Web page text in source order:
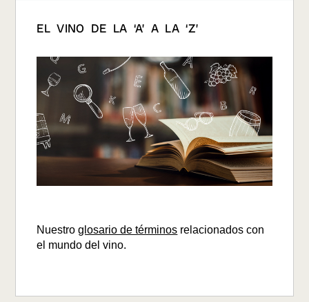
EL VINO DE LA ‘A’ A LA ‘Z’
Nuestroglosario de términos relacionados con
el mundo del vino.